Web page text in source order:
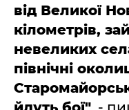
від Великої
кілометрів,
невеликих
північні